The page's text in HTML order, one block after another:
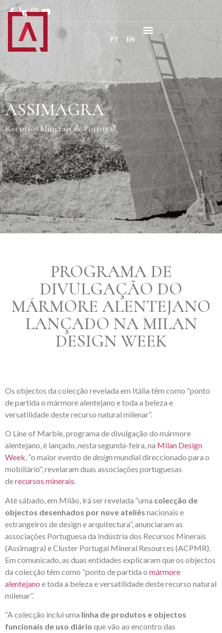
PT EN
ASSIMAGRA
Recursos Minerais de Portugal
PROGRAMA DE
DIVULGAÇÃO DO
MÁRMORE ALENTEJANO
LANÇADO NA MILAN
DESIGN WEEK
Os objectos da colecção revelada em Itália têm como “ponto
de partida o mármore alentejano e toda a beleza e
versatilidade deste recurso natural milenar”.
O Line of Marble, programa de divulgação do mármore
alentejano, é lançado, nesta segunda-feira, na Milan Design
Week, “o maior evento dedesignmundial direccionado para o
mobiliário”, revelaram duas associações portuguesas
derecursos minerais.
Até sábado, em Milão, irá ser revelada “uma colecção de
objectos desenhados por nove ateliês nacionais e
estrangeiros de design e arquitectura”, anunciaram as
associações Portuguesa da Indústria dos Recursos Minerais
(Assimagra) e Cluster Portugal Mineral Resources (ACPMR).
Em comunicado, as duas entidades explicaram que os objectos
da colecção têm como “ponto de partida o mármore
alentejano e toda a beleza e versatilidade deste recurso natural
milenar”.
“A colecção inclui uma linha de produtos e objectos
funcionais de uso diário que vão ao encontro das